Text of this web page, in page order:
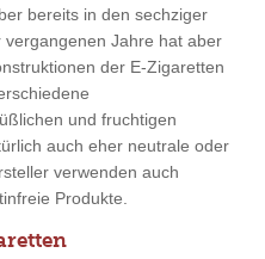
bereits in den sechziger
Jahre hat aber
der E-Zigaretten
und fruchtigen
auch eher neutrale oder
verwenden auch
Produkte.